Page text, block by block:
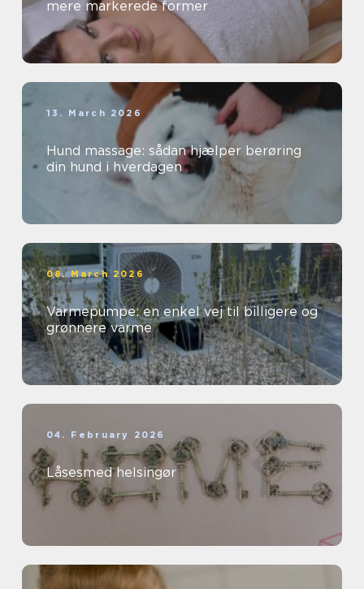
mere markerede former
13. March 2026
Hund massage: sådan hjælper berøring
din hund i hverdagen
08. March 2026
Varmepumpe: en enkel vej til billigere og
grønnere varme
04. February 2026
Låsesmed helsingør